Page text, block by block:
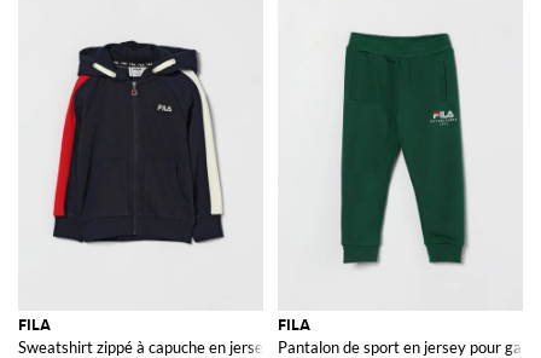
FILA
Sweatshirt zippé à capuche en jersey pour garçon avec logo contrastant
FILA
Pantalon de sport en jersey pour